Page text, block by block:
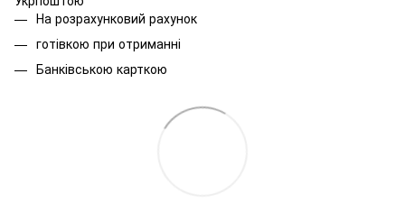
На розрахунковий рахунок
готівкою при отриманні
Банківською карткою